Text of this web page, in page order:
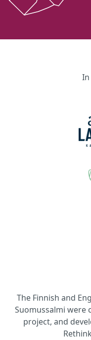
The Finnish and
Suomussalmi were
project, and